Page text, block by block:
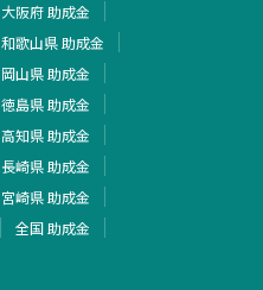
大阪府 助成金
和歌山県 助成金
岡山県 助成金
徳島県 助成金
高知県 助成金
長崎県 助成金
宮崎県 助成金
全国 助成金